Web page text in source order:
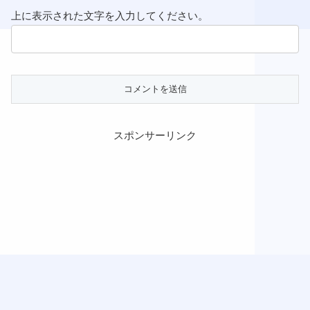
上に表示された文字を入力してください。
スポンサーリンク